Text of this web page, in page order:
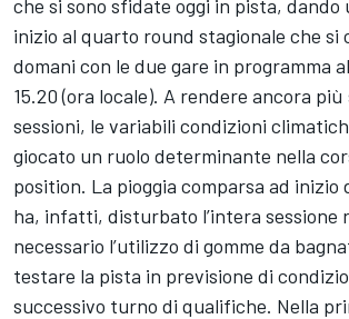
che si sono sfidate oggi in pista,
inizio al quarto round stagionale che si
domani con le due gare in programma
15.20 (ora locale). A rendere ancora
sessioni, le variabili condizioni
giocato un ruolo determinante nella
position. La pioggia comparsa ad inizio
ha, infatti, disturbato l’intera sessione
necessario l’utilizzo di gomme da
testare la pista in previsione di
successivo turno di qualifiche. Nella